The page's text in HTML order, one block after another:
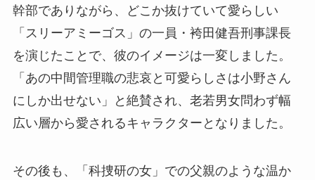
幹部でありながら、どこか抜けていて愛らしい
「スリーアミーゴス」の一員・袴田健吾刑事課長
を演じたことで、彼のイメージは一変しました。
「あの中間管理職の悲哀と可愛らしさは小野さん
にしか出せない」と絶賛され、老若男女問わず幅
広い層から愛されるキャラクターとなりました。
その後も、「科捜研の女」での父親のような温か